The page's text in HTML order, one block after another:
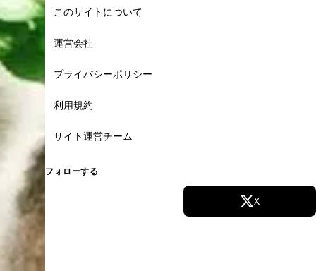
このサイトについて
運営会社
プライバシーポリシー
利用規約
サイト運営チーム
フォローする
X